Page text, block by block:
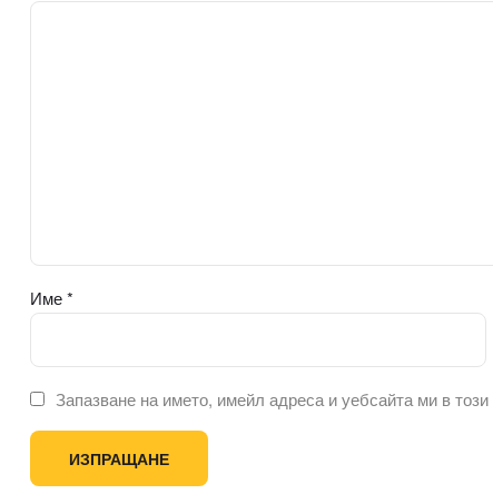
Име*
Запазване на името, имейл адреса и уебсайта ми в